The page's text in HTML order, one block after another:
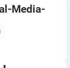
Media-